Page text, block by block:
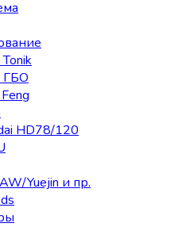
ГБО
HD78/120
Yuejin и пр.